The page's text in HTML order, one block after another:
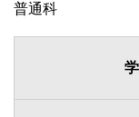
普通科